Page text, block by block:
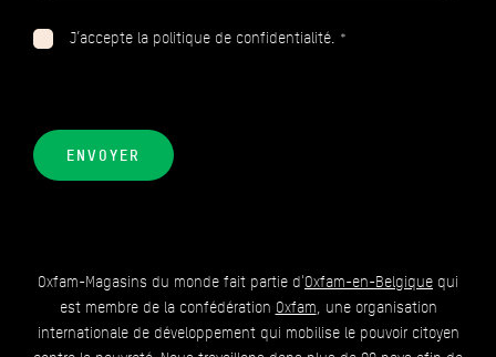
J’accepte la politique de confidentialité. *
ENVOYER
Oxfam-Magasins du monde fait partie d'Oxfam-en-Belgique qui
est membre de la confédération Oxfam, une organisation
internationale de développement qui mobilise le pouvoir citoyen